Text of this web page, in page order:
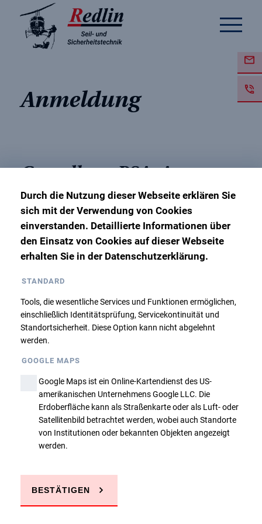
Anmeldung
25. Februar 2025 – 26. Februar 2025
Ausbildungsbasis Gommern
nur über die Warteliste statt. Bitte nehmen
Sie ggfs. Kontakt mit uns auf!
Zurück
Sie haben Fragen?
Durch die Nutzung dieser Webseite erklären Sie
sich mit der Verwendung von Cookies
einverstanden. Detaillierte Informationen über
den Einsatz von Cookies auf dieser Webseite
erhalten Sie in der Datenschutzerklärung.
STANDARD
Tools, die wesentliche Services und Funktionen ermöglichen,
einschließlich Identitätsprüfung, Servicekontinuität und
Standortsicherheit. Diese Option kann nicht abgelehnt
werden.
GOOGLE MAPS
Google Maps ist ein Online-Kartendienst des US-
amerikanischen Unternehmens Google LLC. Die
Erdoberfläche kann als Straßenkarte oder als Luft- oder
Satellitenbild betrachtet werden, wobei auch Standorte
von Institutionen oder bekannten Objekten angezeigt
werden.
BESTÄTIGEN